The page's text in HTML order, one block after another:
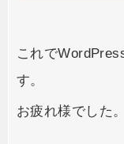
これで
す。
お疲れ様でした。